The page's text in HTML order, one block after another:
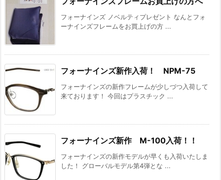
フォーナインズ ノベルティプレゼント なんとフォ
ーナインズフレームをお買上げの方 ...
フォーナインズ新作入荷！ NPM-75
フォーナインズの新作フレームが少しづつ入荷して
来ております！ 今回はプラスチック ...
フォーナインズ新作 M-100入荷！！
フォーナインズの新作モデルが早くも入荷いたしま
した！ グローバルモデル第4弾とな ...